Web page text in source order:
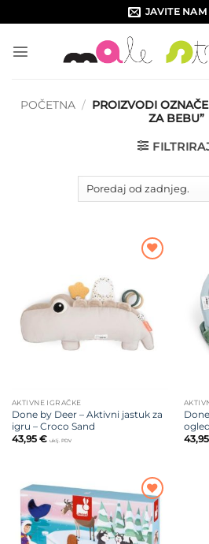
to
content
JAVITE NAM
POČETNA / PROIZVODI
ZA BEBU”
želja
AKTIVNE IGRAČKE
Done by Deer – Aktivni jastuk za
igru – Croco Sand
43,95 € uklj. PDV
43,95
Dodajte
na listu
želja